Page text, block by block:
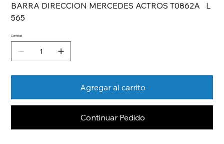
BARRA DIRECCION MERCEDES ACTROS T0862A L
565
Cantidad
Agregar al carrito
Continuar Pedido